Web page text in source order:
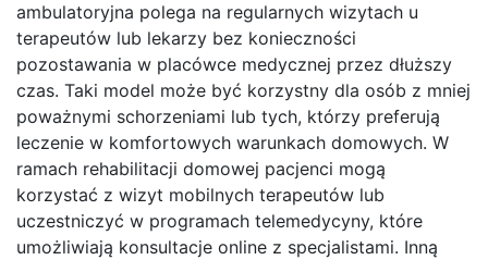
ambulatoryjna polega na regularnych wizytach u
terapeutów lub lekarzy bez konieczności
pozostawania w placówce medycznej przez dłuższy
czas. Taki model może być korzystny dla osób z mniej
poważnymi schorzeniami lub tych, którzy preferują
leczenie w komfortowych warunkach domowych. W
ramach rehabilitacji domowej pacjenci mogą
korzystać z wizyt mobilnych terapeutów lub
uczestniczyć w programach telemedycyny, które
umożliwiają konsultacje online z specjalistami. Inną